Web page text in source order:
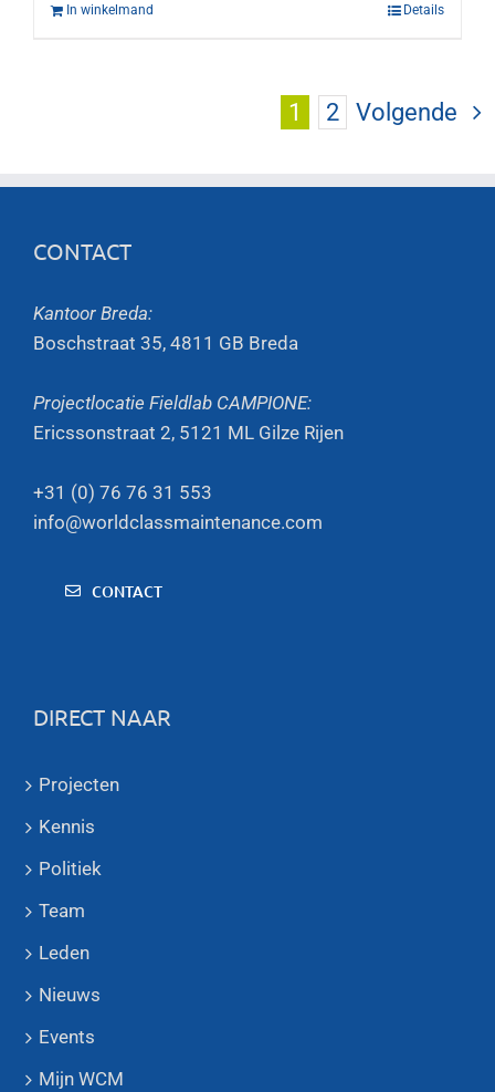
In winkelmand Details
1 2 Volgende
CONTACT
Kantoor Breda:
Boschstraat 35, 4811 GB Breda
Projectlocatie Fieldlab CAMPIONE:
Ericssonstraat 2, 5121 ML Gilze Rijen
+31 (0) 76 76 31 553
info@worldclassmaintenance.com
CONTACT
DIRECT NAAR
Projecten
Kennis
Politiek
Team
Leden
Nieuws
Events
Mijn WCM